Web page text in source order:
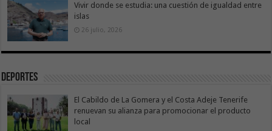
Vivir donde se estudia: una cuestión de igualdad entre
islas
26 julio, 2026
Deportes
El Cabildo de La Gomera y el Costa Adeje Tenerife
renuevan su alianza para promocionar el producto
local